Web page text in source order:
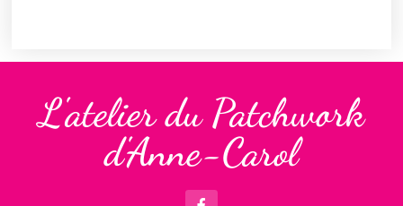
L'atelier du Patchwork
d'Anne-Carol